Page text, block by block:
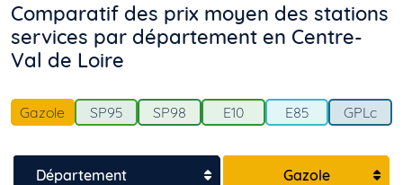
Comparatif des prix moyen des stations
services par département en Centre-
Val de Loire
Gazole SP95 SP98 E10 E85 GPLc
Département Gazole